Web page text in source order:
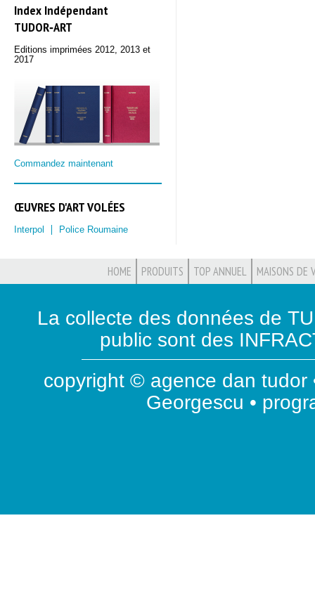
Index Indépendant
TUDOR‑ART
Editions imprimées 2012, 2013 et
2017
Commandez maintenant
ŒUVRES D'ART VOLÉES
Interpol Police Roumaine
HOME PRODUITS TOP ANNUEL MAISONS DE
La collecte des données de
public sont des
copyright © agence dan tudor
Georgescu •